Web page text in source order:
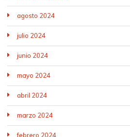
agosto 2024
julio 2024
junio 2024
mayo 2024
abril 2024
marzo 2024
febrero 2024